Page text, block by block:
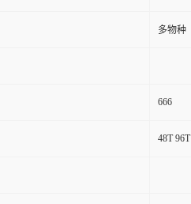
多物种
666
48T 96T